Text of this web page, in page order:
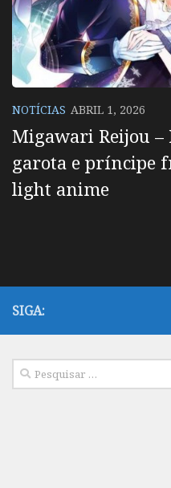
NOTÍCIAS ABRIL 1, 2026
Migawari Reijou –
garota e príncipe
light anime
SIGA:
Pesquisar
por: